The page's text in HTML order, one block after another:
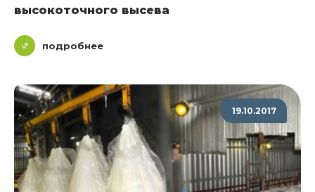
высокоточного высева
подробнее
19.10.2017